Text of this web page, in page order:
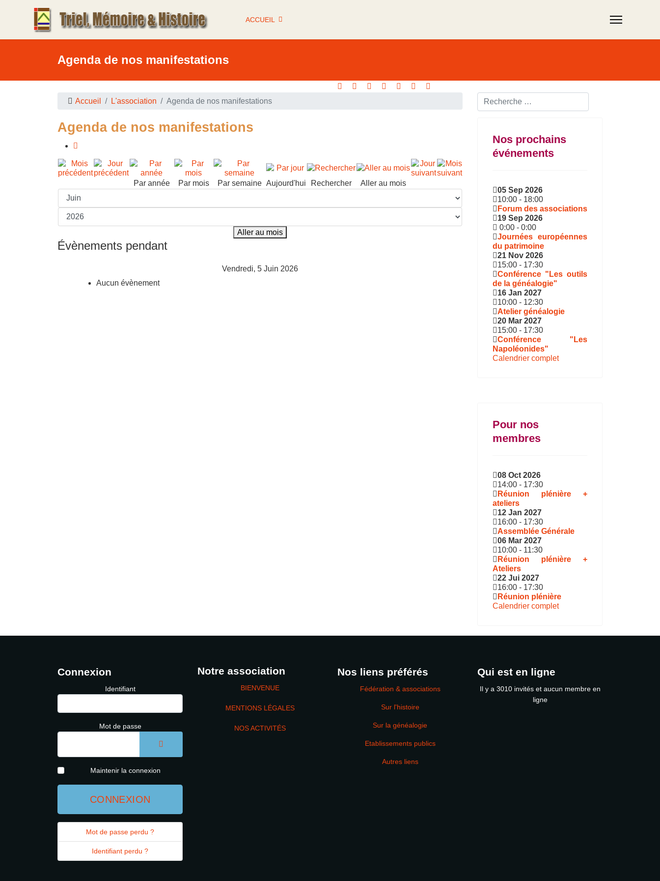
ACCUEIL
Agenda de nos manifestations
Accueil L'association Agenda de nos manifestations
Rechercher ...
Agenda de nos manifestations
Par année Par mois Par semaine Aujourd'hui Rechercher Aller au mois
Aller au mois
Évènements pendant
Vendredi, 5 Juin 2026
Aucun évènement
Nos prochains
événements
05 Sep 2026
10:00 - 18:00
Forum des associations
19 Sep 2026
0:00 - 0:00
Journées européennes
du patrimoine
21 Nov 2026
15:00 - 17:30
Conférence "Les outils
de la généalogie"
16 Jan 2027
10:00 - 12:30
Atelier généalogie
20 Mar 2027
15:00 - 17:30
Conférence "Les
Napoléonides"
Calendrier complet
Pour nos
membres
08 Oct 2026
14:00 - 17:30
Réunion plénière +
ateliers
12 Jan 2027
16:00 - 17:30
Assemblée Générale
06 Mar 2027
10:00 - 11:30
Réunion plénière +
Ateliers
22 Jui 2027
16:00 - 17:30
Réunion plénière
Calendrier complet
Connexion
Identifiant
Mot de passe
AFFICHER LE MOT DE PASSE
Maintenir la connexion
CONNEXION
Mot de passe perdu ?
Identifiant perdu ?
Notre association
BIENVENUE
MENTIONS LÉGALES
NOS ACTIVITÉS
Nos liens préférés
Fédération & associations
Sur l'histoire
Sur la généalogie
Etablissements publics
Autres liens
Qui est en ligne
Il y a 3010 invités et aucun membre en
ligne